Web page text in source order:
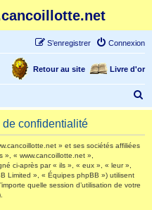
Connexion
S’enregistrer
Livre d'or
Retour au site
e
confidentialité
» et ses sociétés affiliées
« www.cancoillotte.net »,
ci-après par « ils », « eux », « leur »,
Limited », « Équipes phpBB ») utilisent
quelle session d’utilisation de votre